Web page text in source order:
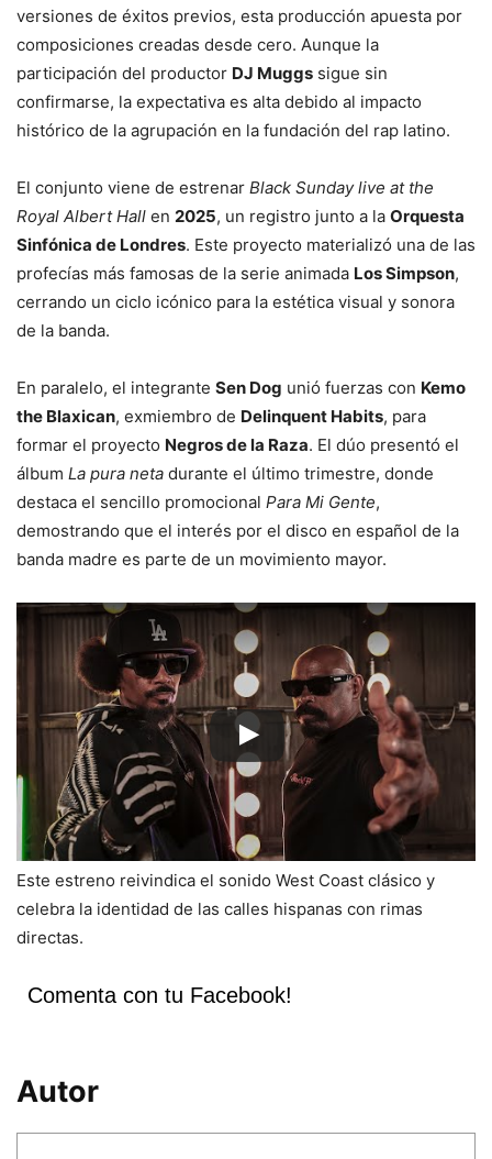
versiones de éxitos previos, esta producción apuesta por
composiciones creadas desde cero. Aunque la
participación del productor DJ Muggs sigue sin
confirmarse, la expectativa es alta debido al impacto
histórico de la agrupación en la fundación del rap latino.
El conjunto viene de estrenar Black Sunday live at the
Royal Albert Hall en 2025, un registro junto a la Orquesta
Sinfónica de Londres. Este proyecto materializó una de las
profecías más famosas de la serie animada Los Simpson,
cerrando un ciclo icónico para la estética visual y sonora
de la banda.
En paralelo, el integrante Sen Dog unió fuerzas con Kemo
the Blaxican, exmiembro de Delinquent Habits, para
formar el proyecto Negros de la Raza. El dúo presentó el
álbum La pura neta durante el último trimestre, donde
destaca el sencillo promocional Para Mi Gente,
demostrando que el interés por el disco en español de la
banda madre es parte de un movimiento mayor.
Este estreno reivindica el sonido West Coast clásico y
celebra la identidad de las calles hispanas con rimas
directas.
Comenta con tu Facebook!
Autor